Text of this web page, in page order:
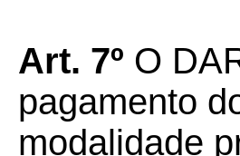
Art. 7º O
pagamento
modalidade